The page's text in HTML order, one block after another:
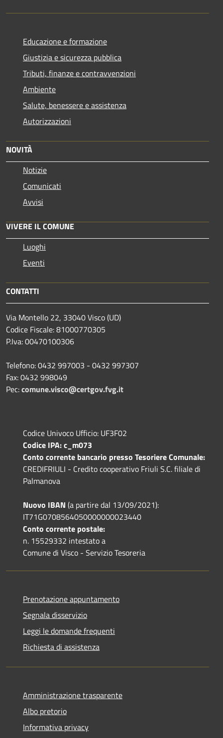
Educazione e formazione
Giustizia e sicurezza pubblica
Tributi, finanze e contravvenzioni
Ambiente
Salute, benessere e assistenza
Autorizzazioni
NOVITÀ
Notizie
Comunicati
Avvisi
VIVERE IL COMUNE
Luoghi
Eventi
CONTATTI
Via Montello 22, 33040 Visco (UD)
Codice Fiscale: 81000770305
P.Iva: 00470100306
Telefono: 0432 997003 - 0432 997307
Fax: 0432 998049
Pec:comune.visco@certgov.fvg.it
Codice Univoco Ufficio: UF3F02
Codice IPA: c_m073
Conto corrente bancario presso Tesoriere Comunale:
CREDIFRIULI - Credito cooperativo Friuli S.C. filiale di
Palmanova
Nuovo IBAN (a partire dal 13/09/2021):
IT71G0708564050000000023440
Conto corrente postale:
n. 15529332 intestato a
Comune di Visco - Servizio Tesoreria
Prenotazione appuntamento
Segnala disservizio
Leggi le domande frequenti
Richiesta di assistenza
Amministrazione trasparente
Albo pretorio
Informativa privacy